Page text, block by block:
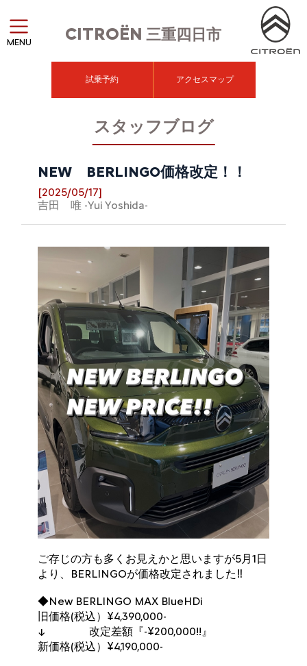
CITROËN 三重四日市
MENU
試乗予約 アクセスマップ
スタッフブログ
NEW BERLINGO価格改定！！
[2025/05/17]
吉田 唯 -Yui Yoshida-
ご存じの方も多くお見えかと思いますが5月1日
より、BERLINGOが価格改定されました‼
◆New BERLINGO MAX BlueHDi
旧価格(税込）￥4,390,000-
↓ 改定差額『-￥200,000!!』
新価格(税込）￥4,190,000-